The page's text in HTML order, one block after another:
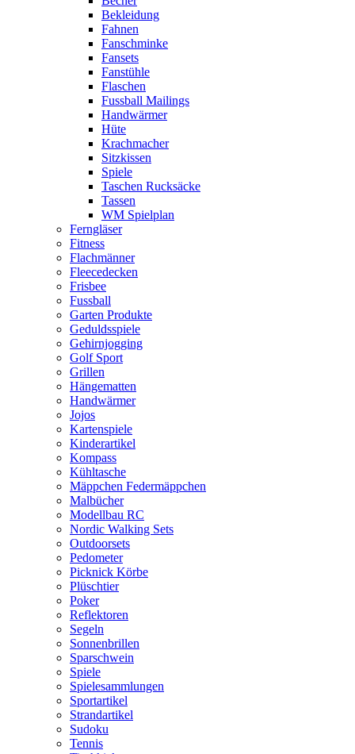
Bekleidung
Fahnen
Fanschminke
Fansets
Fanstühle
Flaschen
Fussball Mailings
Handwärmer
Hüte
Krachmacher
Sitzkissen
Spiele
Taschen Rucksäcke
Tassen
WM Spielplan
Ferngläser
Fitness
Flachmänner
Fleecedecken
Frisbee
Fussball
Garten Produkte
Geduldsspiele
Gehirnjogging
Golf Sport
Grillen
Hängematten
Handwärmer
Jojos
Kartenspiele
Kinderartikel
Kompass
Kühltasche
Mäppchen Federmäppchen
Malbücher
Modellbau RC
Nordic Walking Sets
Outdoorsets
Pedometer
Picknick Körbe
Plüschtier
Poker
Reflektoren
Segeln
Sonnenbrillen
Sparschwein
Spiele
Spielesammlungen
Sportartikel
Strandartikel
Sudoku
Tennis